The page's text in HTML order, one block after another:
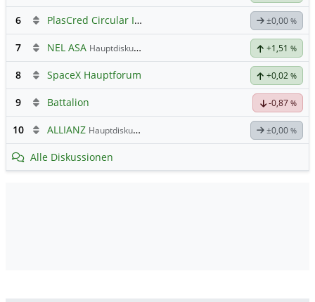
6 PlasCred Circular Innovations ±0,00 %
7 NEL ASA Hauptdiskussion +1,51 %
8 SpaceX Hauptforum +0,02 %
9 Battalion -0,87 %
10 ALLIANZ Hauptdiskussion ±0,00 %
Alle Diskussionen